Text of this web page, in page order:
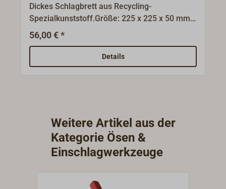
Dickes Schlagbrett aus Recycling-
Spezialkunststoff.Größe: 225 x 225 x 50 mm,
Gewicht: 2 kg.
56,00 € *
Details
Weitere Artikel aus der
Kategorie Ösen &
Einschlagwerkzeuge